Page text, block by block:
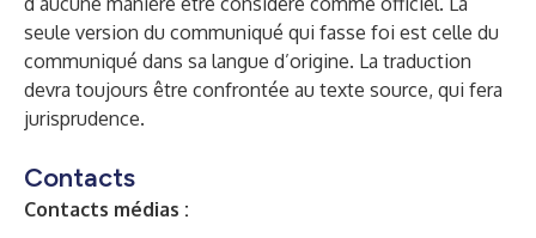
seule version du communiqué qui fasse foi est celle du
communiqué dans sa langue d’origine. La traduction
devra toujours être confrontée au texte source, qui fera
jurisprudence.
Contacts
Contacts médias :